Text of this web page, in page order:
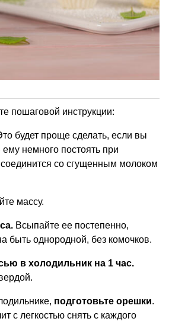
пошаговой инструкции:
будет проще сделать, если вы
немного постоять при
со сгущенным молоком
массу.
Всыпайте ее постепенно,
быть однородной, без комочков.
в холодильник на 1 час.
подготовьте орешки.
с легкостью снять с каждого